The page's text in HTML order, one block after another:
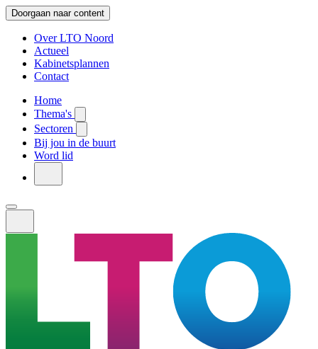
Doorgaan naar content
Over LTO Noord
Actueel
Kabinetsplannen
Contact
Home
Thema's
Sectoren
Bij jou in de buurt
Word lid